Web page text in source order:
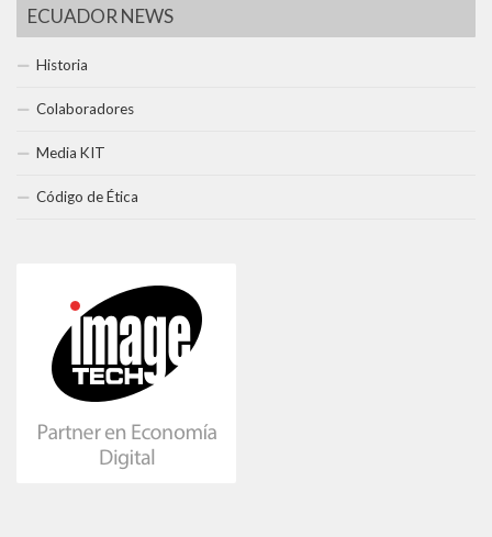
ECUADOR NEWS
Historia
Colaboradores
Media KIT
Código de Ética